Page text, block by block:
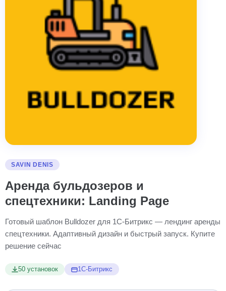
SAVIN DENIS
Аренда бульдозеров и
спецтехники: Landing Page
Готовый шаблон Bulldozer для 1С-Битрикс — лендинг аренды
спецтехники. Адаптивный дизайн и быстрый запуск. Купите
решение сейчас
50 установок 1С-Битрикс